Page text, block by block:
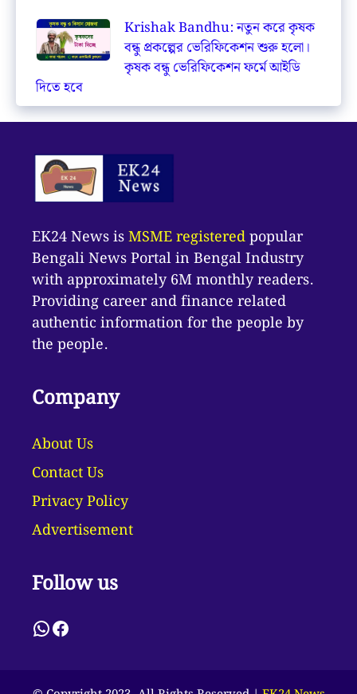
Krishak Bandhu: নতুন করে কৃষক
বন্ধু প্রকল্পের ভেরিফিকেশন শুরু হলো।
কৃষক বন্ধু ভেরিফিকেশন ফর্মে আইডি
দিতে হবে
EK24 News isMSME registeredpopular
Bengali News Portal in Bengal Industry
with approximately 6M monthly readers.
Providing career and finance related
authentic information for the people by
the people.
Company
About Us
Contact Us
Privacy Policy
Advertisement
Follow us
WhatsApp
Facebook